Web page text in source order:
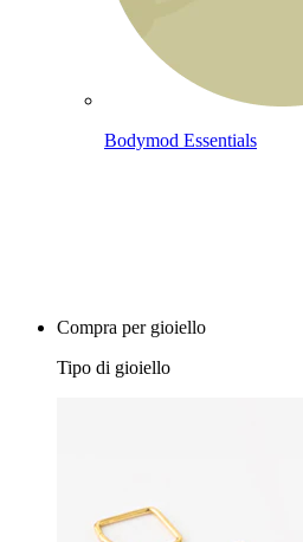
Bodymod Essentials
Compra per gioiello
Tipo di gioiello